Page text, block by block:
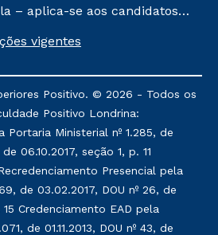
– aplica-se aos candidatos
que ofertam bolsas
ainda não tenham efetivado
ou trancado sua
Instituições da Cruzeiro do
de um ano. Tais
aos cursos de Medicina, e
via FIES, Prouni e
e não se
outra campanha ofertada
vigentes
Positivo. © 2026 - Todos os
Positivo Londrina:
Portaria Ministerial nº 1.285, de
de 06.10.2017, seção 1, p. 11
Presencial pela
de 03.02.2017, DOU nº 26, de
Credenciamento EAD pela
de 01.11.2013, DOU nº 43, de